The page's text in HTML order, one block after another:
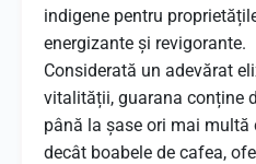
indigene pentru
energizante și revigorante.
Considerată un adevărat
vitalității, guarana conține
până la șase ori mai multă
decât boabele de cafea,